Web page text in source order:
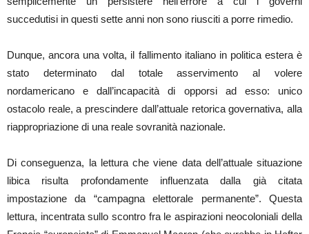
succedutisi in questi sette anni non sono riusciti a porre rimedio.
Dunque, ancora una volta, il fallimento italiano in politica estera è
stato determinato dal totale asservimento al volere
nordamericano e dall’incapacità di opporsi ad esso: unico
ostacolo reale, a prescindere dall’attuale retorica governativa, alla
riappropriazione di una reale sovranità nazionale.
Di conseguenza, la lettura che viene data dell’attuale situazione
libica risulta profondamente influenzata dalla già citata
impostazione da “campagna elettorale permanente”. Questa
lettura, incentrata sullo scontro fra le aspirazioni neocoloniali della